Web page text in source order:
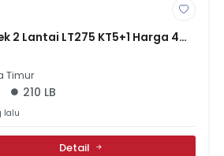
2 Lantai LT275 KT5+1 Harga 4M
Timur Duren Sawit
Timur
210 LB
lalu
Detail